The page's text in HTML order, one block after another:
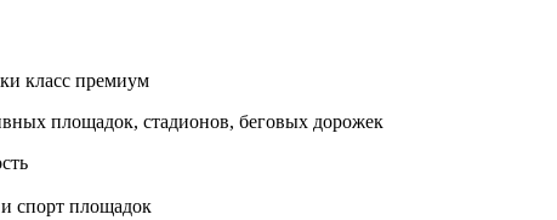
площадок, стадионов, беговых дорожек
спорт площадок